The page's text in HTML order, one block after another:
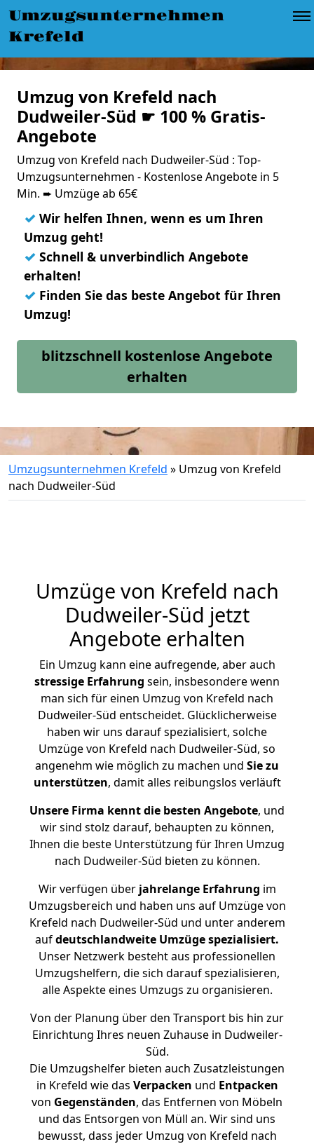
Umzugsunternehmen
Krefeld
Umzug von Krefeld nach
Dudweiler-Süd ☛ 100 % Gratis-
Angebote
Umzug von Krefeld nach Dudweiler-Süd : Top-
Umzugsunternehmen - Kostenlose Angebote in 5
Min. ➨ Umzüge ab 65€
✓ Wir helfen Ihnen, wenn es um Ihren
Umzug geht!
✓ Schnell & unverbindlich Angebote
erhalten!
✓ Finden Sie das beste Angebot für Ihren
Umzug!
blitzschnell kostenlose Angebote
erhalten
Umzugsunternehmen Krefeld » Umzug von Krefeld
nach Dudweiler-Süd
Umzüge von Krefeld nach
Dudweiler-Süd jetzt
Angebote erhalten
Ein Umzug kann eine aufregende, aber auch
stressige Erfahrung sein, insbesondere wenn
man sich für einen Umzug von Krefeld nach
Dudweiler-Süd entscheidet. Glücklicherweise
haben wir uns darauf spezialisiert, solche
Umzüge von Krefeld nach Dudweiler-Süd, so
angenehm wie möglich zu machen und Sie zu
unterstützen, damit alles reibungslos verläuft
Unsere Firma kennt die besten Angebote, und
wir sind stolz darauf, behaupten zu können,
Ihnen die beste Unterstützung für Ihren Umzug
nach Dudweiler-Süd bieten zu können.
Wir verfügen überjahrelange Erfahrung im
Umzugsbereich und haben uns auf Umzüge von
Krefeld nach Dudweiler-Süd und unter anderem
aufdeutschlandweite Umzüge spezialisiert.
Unser Netzwerk besteht aus professionellen
Umzugshelfern, die sich darauf spezialisieren,
alle Aspekte eines Umzugs zu organisieren.
Von der Planung über den Transport bis hin zur
Einrichtung Ihres neuen Zuhause in Dudweiler-
Süd.
Die Umzugshelfer bieten auch Zusatzleistungen
in Krefeld wie das Verpacken und Entpacken
von Gegenständen, das Entfernen von Möbeln
und das Entsorgen von Müll an. Wir sind uns
bewusst, dass jeder Umzug von Krefeld nach